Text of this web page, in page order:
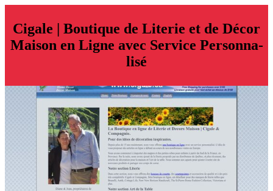
Cigale | Boutique de Literie et de Décor
Maison en Ligne avec Service Per­son­na­
lisé